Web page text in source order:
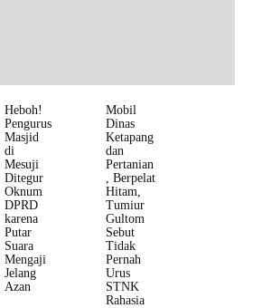
Heboh!
Pengurus
Masjid
di
Mesuji
Ditegur
Oknum
DPRD
karena
Putar
Suara
Mengaji
Jelang
Azan
Mobil
Dinas
Ketapang
dan
Pertanian
, Berpelat
Hitam,
Tumiur
Gultom
Sebut
Tidak
Pernah
Urus
STNK
Rahasia